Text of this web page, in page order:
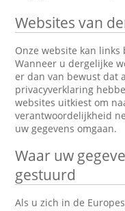
Websites van
Onze website kan
Wanneer u dergelijke
er dan van bewust dat
privacyverklaring
websites uitkiest om
verantwoordelijkheid
uw gegevens omgaan.
Waar uw
gestuurd
Als u zich in de